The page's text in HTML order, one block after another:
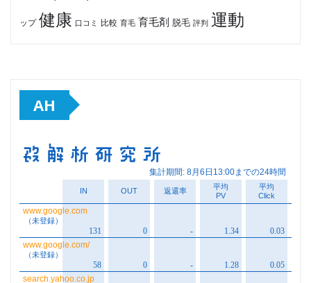
ップ 健康 口コミ 比較 育毛 育毛剤 脱毛 評判 運動
AH